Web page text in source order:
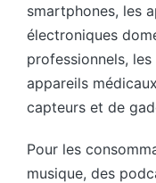
smartphones, les
électroniques
professionnels,
appareils
capteurs et de
Pour les
musique, des